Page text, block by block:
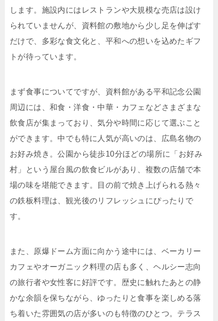
します。施設内にはレストランや大規模な売店は設け
られていませんが、資料館の敷地から少し足を伸ばす
だけで、多彩な食文化と、平和への想いを込めたギフ
トが待っています。
まず食事についてですが、資料館がある平和記念公園
周辺には、和食・洋食・中華・カフェなどさまざまな
飲食店が集まっており、気分や時間に応じて選ぶこと
ができます。中でも特に人気が高いのは、広島名物の
お好み焼き。公園から徒歩10分ほどの場所に「お好み
村」という屋台風の飲食ビルがあり、複数の店舗で本
場の味を堪能できます。目の前で焼き上げられる熱々
の鉄板料理は、観光後のリフレッシュにぴったりで
す。
また、原爆ドーム方面に向かう途中には、ベーカリー
カフェやオーガニック料理の店も多く、ヘルシー志向
の旅行者や女性客に好評です。歴史に触れたあとの静
かな余韻を保ちながら、ゆったりと食事を楽しめる落
ち着いた雰囲気の店が多いのも特徴のひとつ。テラス